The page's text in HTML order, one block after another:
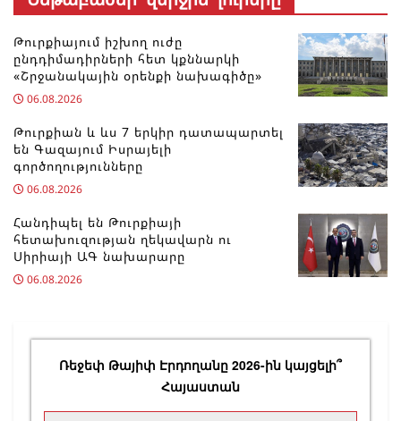
Թուրքիայում իշխող ուժը
ընդդիմադիրների հետ կքննարկի
«Շրջանակային օրենքի նախագիծը»
06.08.2026
Թուրքիան և ևս 7 երկիր դատապարտել
են Գազայում Իսրայելի
գործողությունները
06.08.2026
Հանդիպել են Թուրքիայի
հետախուզության ղեկավարն ու
Սիրիայի ԱԳ նախարարը
06.08.2026
Ռեջեփ Թայիփ Էրդողանը 2026-ին կայցելի՞
Հայաստան